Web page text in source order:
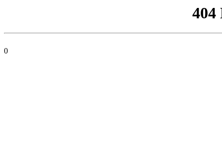
404
0